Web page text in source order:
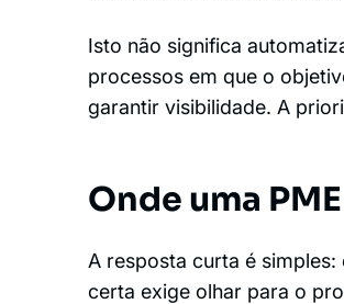
Isto não significa
processos em que o
garantir visibilidade. A
Onde uma
A resposta curta é
certa exige olhar para o